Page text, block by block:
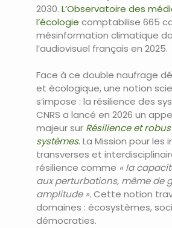
2030. L’Observatoire des
l’écologie comptabilise 665
mésinformation climatique
l’audiovisuel français en 2025.
Face à ce double naufrage
et écologique, une notion
s’impose : la résilience des
CNRS a lancé en 2026 un
majeur sur Résilience et
systèmes. La Mission pour les
transverses et
résilience comme « la
aux perturbations, même de
amplitude ».Cette notion
domaines : écosystèmes,
démocraties.